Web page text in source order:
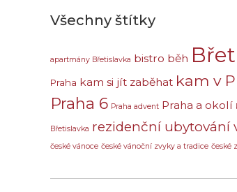
Všechny štítky
apartmány Břetislavka bistro běh
Praha kam si jít zaběhat kam v
Praha 6 Praha advent Praha a okolí
Břetislavka rezidenční ubytování
české vánoce české vánoční zvyky a tradice české